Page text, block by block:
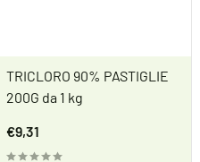
TRICLORO 90% PASTIGLIE
200G da 1 kg
Prezzo
€9,31